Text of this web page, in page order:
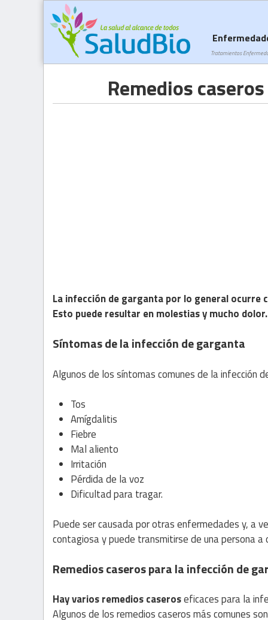
Remedios
La infección de garganta por lo general ocurre
Esto puede resultar en molestias y mucho dolor.
Síntomas de la infección de garganta
Algunos de los síntomas comunes de la infección
Tos
Amígdalitis
Fiebre
Mal aliento
Irritación
Pérdida de la voz
Dificultad para tragar.
Puede ser causada por otras enfermedades y, a
contagiosa y puede transmitirse de una persona a
Remedios caseros para la infección de
Hay varios remedios caseroseficaces para la
Algunos de los remedios caseros más comunes
Tratamientos